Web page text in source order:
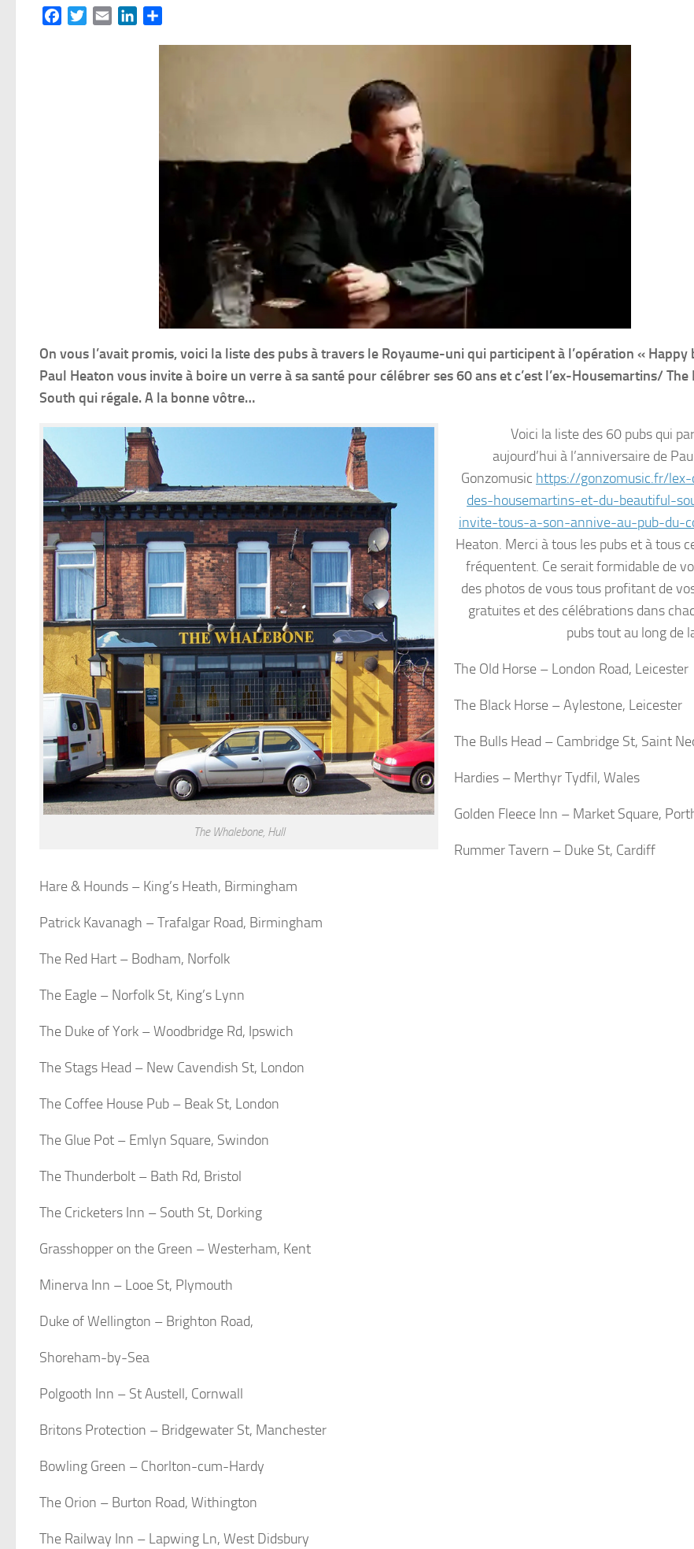
FacebookTwitterEmail LinkedIn
On vous l’avait promis, voici la liste des pubs à travers le Royaume-uni qui participent à l’opération « Happy
Paul Heaton vous invite à boire un verre à sa santé pour célébrer ses 60 ans et c’est l’ex-Housemartins/
South qui régale. A la bonne vôtre…
The Whalebone, Hull
Voici la liste des 60 pubs qui
aujourd’hui à l’anniversaire de
Gonzomusic https://gonzomusic.fr/
des-housemartins-et-du-beautiful-
invite-tous-a-son-annive-au-pub-du-
Heaton. Merci à tous les pubs et à tous
fréquentent. Ce serait formidable de
des photos de vous tous profitant de
gratuites et des célébrations dans
pubs tout au long de
The Old Horse – London Road, Leicester
The Black Horse – Aylestone, Leicester
The Bulls Head – Cambridge St, Saint
Hardies – Merthyr Tydfil, Wales
Golden Fleece Inn – Market Square,
Rummer Tavern – Duke St, Cardiff
Hare & Hounds – King’s Heath, Birmingham
Patrick Kavanagh – Trafalgar Road, Birmingham
The Red Hart – Bodham, Norfolk
The Eagle – Norfolk St, King’s Lynn
The Duke of York – Woodbridge Rd, Ipswich
The Stags Head – New Cavendish St, London
The Coffee House Pub – Beak St, London
The Glue Pot – Emlyn Square, Swindon
The Thunderbolt – Bath Rd, Bristol
The Cricketers Inn – South St, Dorking
Grasshopper on the Green – Westerham, Kent
Minerva Inn – Looe St, Plymouth
Duke of Wellington – Brighton Road,
Shoreham-by-Sea
Polgooth Inn – St Austell, Cornwall
Britons Protection – Bridgewater St, Manchester
Bowling Green – Chorlton-cum-Hardy
The Orion – Burton Road, Withington
The Railway Inn – Lapwing Ln, West Didsbury